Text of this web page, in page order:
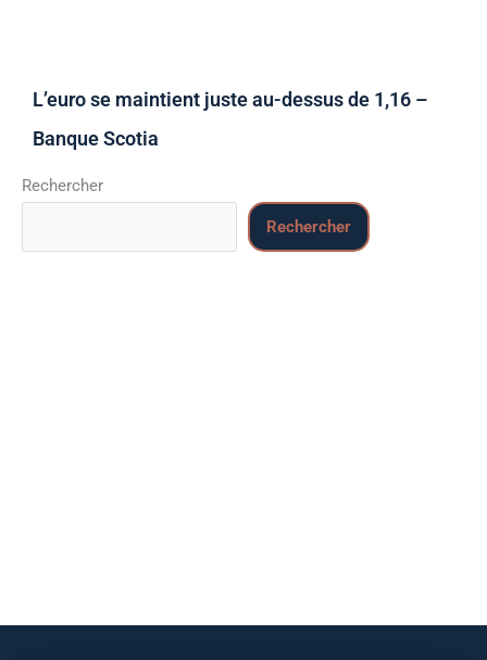
L’euro se maintient juste au-dessus de 1,16 –
Banque Scotia
Rechercher
Rechercher